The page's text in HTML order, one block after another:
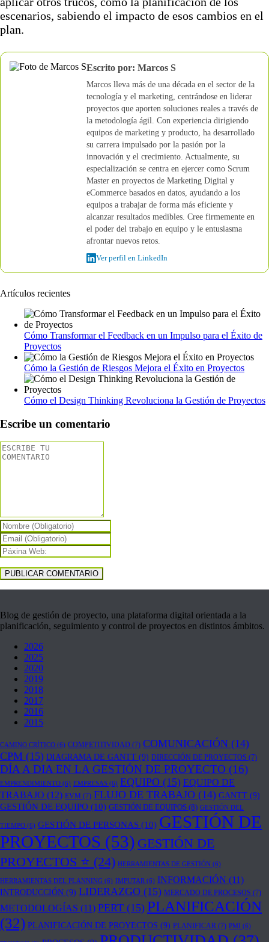
escenarios, sabiendo el impacto de esos cambios en el
plan.
Escrito por: Marcos S
Marcos lleva más de una década en el sector de la
tecnología y el marketing, centrándose en liderar
proyectos que aporten soluciones reales a través de
la metodología ágil. Con experiencia dirigiendo
equipos de marketing y producto, ha desarrollado
su carrera impulsado por la pasión por la
innovación y el crecimiento. Actualmente, su
especialización se centra en ejercer como Scrum
Master en proyectos de Marketing Digital y
eCommerce basados en datos, ayudando a los
equipos a trabajar de forma más eficiente y
alcanzar resultados medibles. Cree firmemente en
el poder del trabajo en equipo y le entusiasma
afrontar nuevos retos.
Ver perfil en LinkedIn
Artículos recientes
Cómo Transformar el Feedback en un Impulso para el Éxito de
Proyectos
Cómo la Gestión de Riesgos Mejora el Éxito en Proyectos
Cómo el Design Thinking Revoluciona la Gestión de Proyectos
Escribe un comentario
Blog de gestión de proyecto, una plataforma digital orientada a la
planificación, seguimiento y control de proyectos en distintos ámbitos.
2026
2025
2020
2019
2018
2017
2016
2015
CAMINO CRÍTICO (6) COMPETITIVIDAD (7) COMUNICACIÓN (14)
CPM (15) DIAGRAMA DE GANTT (9) DIRECCIÓN DE PROYECTOS (7)
DÍA A DIA EN LA GESTIÓN DE PROYECTO (16)
EMPRENDIMIENTO (6) EMPRESAS (6) EQUIPO (15) EQUIPO DE
TRABAJO (12) EVM (7) FLUJO DE TRABAJO (14) GANTT (9)
GESTIÓN DE EQUIPO (10) GESTIÓN DE EQUIPOS (8) GESTIÓN DEL
TIEMPO (6) GESTIÓN DE PERSONAS (10) GESTIÓN DE
PROYECTOS (53) GESTIÓN DE
PROYECTOS ⭐ (24) HERRAMIENTAS DE GESTIÓN (6)
HERRAMIENTAS DEL PLANNING (6) IMPUTAR (6) INFORMACIÓN (11)
INTRODUCCIÓN (9) LIDERAZGO (15) MERCADO DE PROCESOS (7)
METODOLOGÍAS (11) PERT (15) PLANIFICACIÓN
(32) PLANIFICACIÓN DE PROYECTOS (9) PLANIFICAR (7) PMI (6)